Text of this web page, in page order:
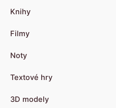
Knihy
Filmy
Noty
Textové hry
3D modely